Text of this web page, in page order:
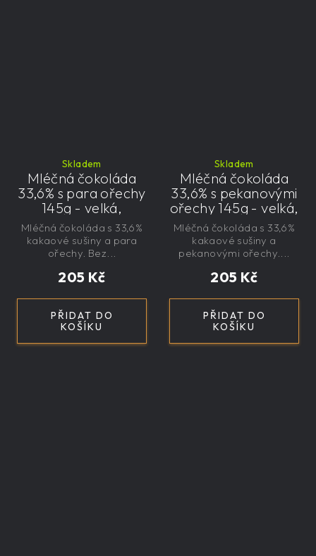
Skladem
Mléčná čokoláda
33,6% s para ořechy
145g - velká,
řemeslná,
exkluzivní, dárková
205 Kč
PŘIDAT DO
KOŠÍKU
Mléčná čokoláda s 33,6%
kakaové sušiny a para
ořechy. Bez...
Skladem
Mléčná čokoláda
33,6% s pekanovými
ořechy 145g - velká,
řemeslná,
exkluzivní, dárková
205 Kč
PŘIDAT DO
KOŠÍKU
Mléčná čokoláda s 33,6%
kakaové sušiny a
pekanovými ořechy....